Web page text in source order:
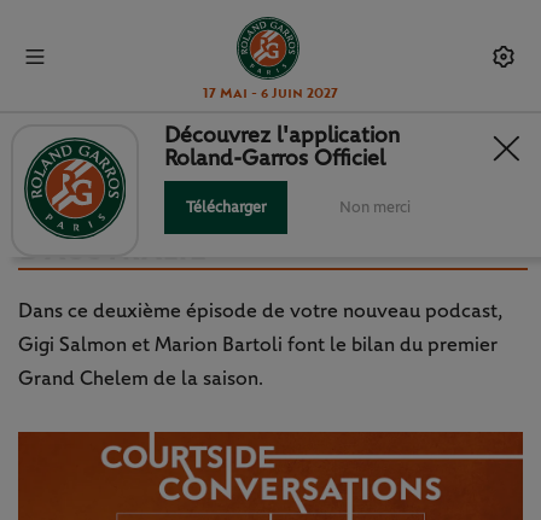
17 Mai - 6 Juin 2027
"COURTSIDE CONVERSATIONS" –
EP 2 : LE DÉBRIEF DE L’OPEN
D’AUSTRALIE
Dans ce deuxième épisode de votre nouveau podcast,
Gigi Salmon et Marion Bartoli font le bilan du premier
Grand Chelem de la saison.
Découvrez l'application
Roland-Garros Officiel
Télécharger Non merci